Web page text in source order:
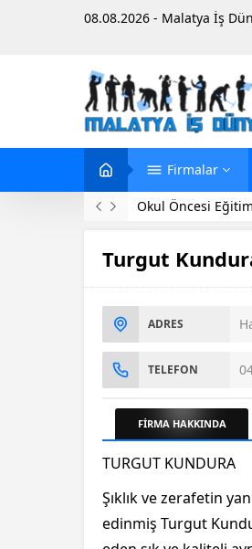
08.08.2026 - Malatya İş
Firmalar
Okul Öncesi
Turgut
ADRES
TELEFON
FİRMA HAKKINDA
TURGUT KUNDURA
Şıklık ve zerafetin
edinmiş Turgut